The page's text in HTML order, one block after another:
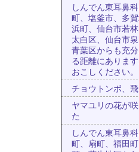
しんでん東耳鼻
町、塩釜市、多
浜町、仙台市若
太白区、仙台市
青葉区からも充
る距離にありま
おこしください。
チョウトンボ、
ヤマユリの花が
た
しんでん東耳鼻
町、扇町、福田